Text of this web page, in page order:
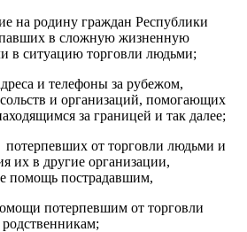
на родину граждан Республики
в сложную жизненную
в ситуацию торговли людьми;
и телефоны за рубежом,
и организаций, помогающих
за границей и так далее;
от торговли людьми и
их в другие организации,
помощь пострадавшим,
потерпевшим от торговли